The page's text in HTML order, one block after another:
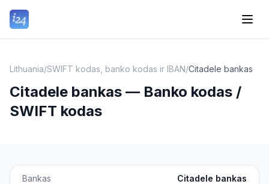
Lithuania/SWIFT kodas, banko kodas ir IBAN/Citadele bankas
Citadele bankas — Banko kodas /
SWIFT kodas
Bankas Citadele bankas